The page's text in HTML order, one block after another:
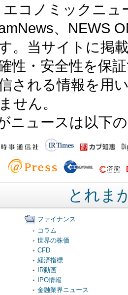
エコノミックニ
、NEWS
。当サイトに掲
性・安全性を保
される情報を用
せん。
ニュースは以下
とれま
ファイナンス
コラム
世界の株価
CFD
経済指標
IR動画
IPO情報
金融業界ニュース